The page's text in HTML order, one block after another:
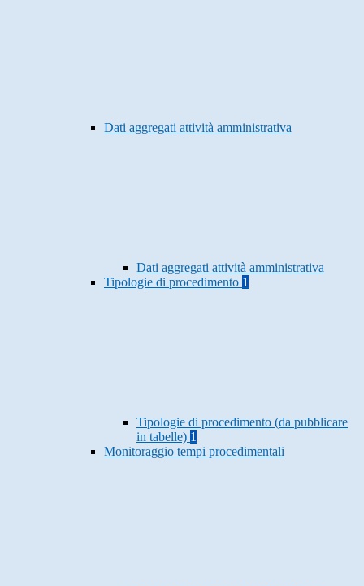
Dati aggregati attività amministrativa
Dati aggregati attività amministrativa
Tipologie di procedimento 1
Tipologie di procedimento (da pubblicare
in tabelle) 1
Monitoraggio tempi procedimentali